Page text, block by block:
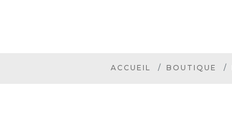
ACCUEIL BOUTIQUE